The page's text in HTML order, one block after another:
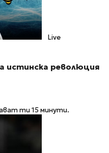
Live
истинска революция
ти 15 минути.